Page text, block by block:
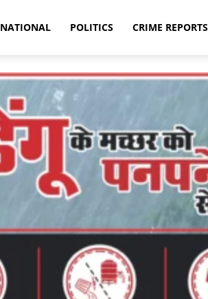
NATIONAL POLITICS CRIME REPORTS